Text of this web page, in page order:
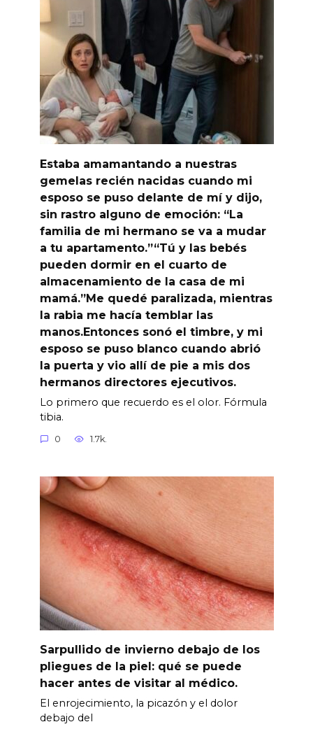
Estaba amamantando a nuestras
gemelas recién nacidas cuando mi
esposo se puso delante de mí y dijo,
sin rastro alguno de emoción: “La
familia de mi hermano se va a mudar
a tu apartamento.”“Tú y las bebés
pueden dormir en el cuarto de
almacenamiento de la casa de mi
mamá.”Me quedé paralizada, mientras
la rabia me hacía temblar las
manos.Entonces sonó el timbre, y mi
esposo se puso blanco cuando abrió
la puerta y vio allí de pie a mis dos
hermanos directores ejecutivos.
Lo primero que recuerdo es el olor. Fórmula
tibia.
0 1.7k.
Sarpullido de invierno debajo de los
pliegues de la piel: qué se puede
hacer antes de visitar al médico.
El enrojecimiento, la picazón y el dolor
debajo del